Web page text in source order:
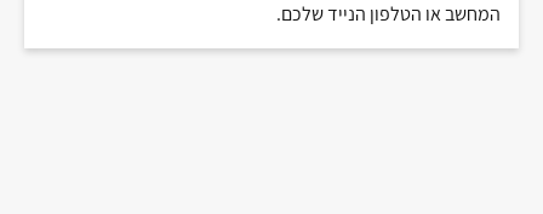
המחשב או הטלפון הנייד שלכם.